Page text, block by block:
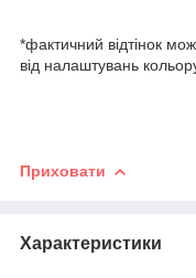
*фактичний відтінок
від налаштувань
Приховати
Характеристики